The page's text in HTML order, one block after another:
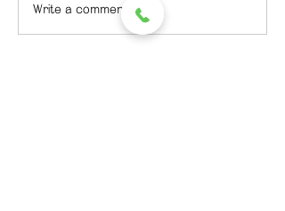
Write a comment...